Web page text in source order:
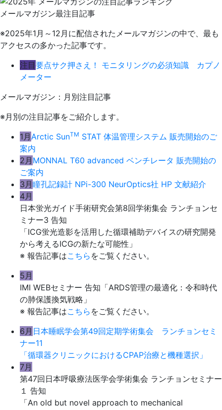
メールマガジン最注目記事
※2025年1月～12月に配信されたメールマガジンの中で、最も
アクセスの多かった記事です。
注目要点サク押さえ！ モニタリングの必須知識 カプノ
メーター
メールマガジン：月別注目記事
※月別の注目記事をご紹介します。
1月Arctic SunTM STAT 体温管理システム 販売開始のご
案内
2月 MONNAL T60 advanced ベンチレータ 販売開始の
ご案内
3月瞳孔記録計 NPi-300 NeurOptics社 HP 文献紹介
4月
日本蛍光ガイド手術研究会第8回学術集会 ランチョンセ
ミナー3 告知
「ICG蛍光造影を活用した循環補助デバイスの研究開発
から考えるICGの新たな可能性」
※ 報告記事はこちら をご覧ください。
5月
IMI WEBセミナー 告知「ARDS管理の最適化：令和時代
の肺保護換気戦略」
※ 報告記事はこちら をご覧ください。
6月 日本睡眠学会第49回定期学術集会 ランチョンセミ
ナー11
「循環器クリニックにおけるCPAP治療と機種選択」
7月
第47回日本呼吸療法医学会学術集会 ランチョンセミナー
１ 告知
「An old but novel approach to mechanical